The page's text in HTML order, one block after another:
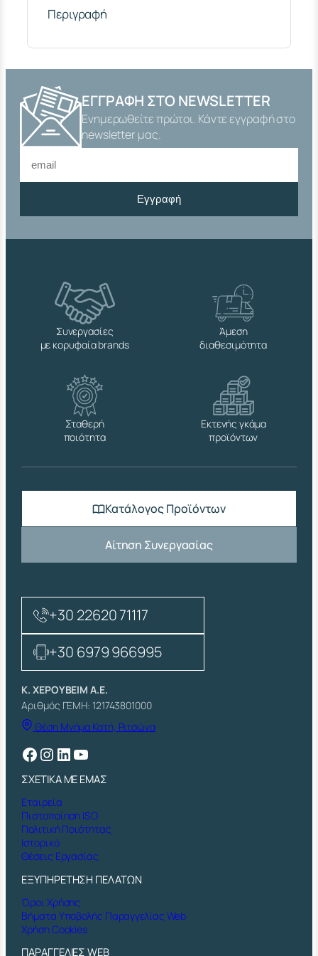
Ν
/
4
"
Χ
8
m
m
Ρ
.
Ο
.
Ι
1
6
4
)
π
ο
σ
ό
τ
η
τ
Περιγραφή
ΕΓΓΡΑΦΉ ΣΤΟ NEWSLETTER
Ενημερωθείτε πρώτοι. Κάντε εγγραφή στο
newsletter μας.
Εγγραφή
Συνεργασίες
με κορυφαία brands
Άμεση
διαθεσιμότητα
Σταθερή
ποιότητα
Εκτενής γκάμα
προϊόντων
Κατάλογος Προϊόντων
Αίτηση Συνεργασίας
+30 22620 71117
+30 6979 966995
Κ. ΧΕΡΟΥΒΕΙΜ Α.Ε.
Αριθμός ΓΕΜΗ: 121743801000
Θέση Μνήμα Κατή, Ριτσώνα
Facebook Instagram Linkedin YouTube
ΣΧΕΤΙΚΑ ΜΕ ΕΜΑΣ
Εταιρεία
Πιστοποίηση ISO
Πολιτική Ποιότητας
Ιστορικό
Θέσεις Εργασίας
ΕΞΥΠΗΡΕΤΗΣΗ ΠΕΛΑΤΩΝ
Όροι Χρήσης
Βήματα Υποβολής Παραγγελίας Web
Χρήση Cookies
ΠΑΡΑΓΓΕΛΙΕΣ WEB